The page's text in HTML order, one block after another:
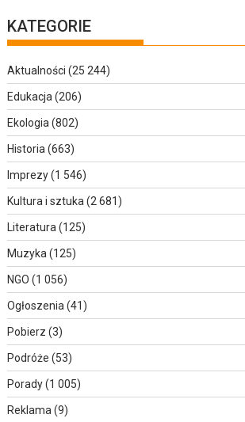
KATEGORIE
Aktualności (25 244)
Edukacja (206)
Ekologia (802)
Historia (663)
Imprezy(1 546)
Kultura i sztuka (2 681)
Literatura (125)
Muzyka (125)
NGO (1 056)
Ogłoszenia (41)
Pobierz (3)
Podróże (53)
Porady(1 005)
Reklama (9)